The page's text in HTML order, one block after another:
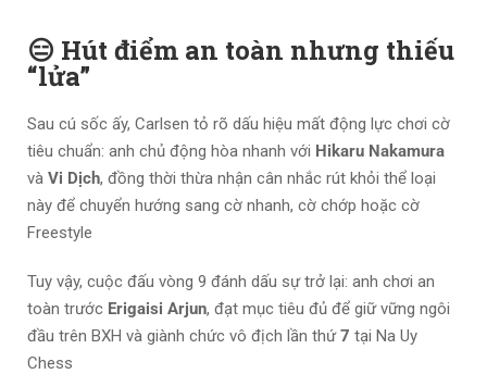
😑 Hút điểm an toàn nhưng thiếu
“lửa”
Sau cú sốc ấy, Carlsen tỏ rõ dấu hiệu mất động lực chơi cờ
tiêu chuẩn: anh chủ động hòa nhanh với Hikaru Nakamura
và Vi Dịch, đồng thời thừa nhận cân nhắc rút khỏi thể loại
này để chuyển hướng sang cờ nhanh, cờ chớp hoặc cờ
Freestyle
Tuy vậy, cuộc đấu vòng 9 đánh dấu sự trở lại: anh chơi an
toàn trước Erigaisi Arjun, đạt mục tiêu đủ để giữ vững ngôi
đầu trên BXH và giành chức vô địch lần thứ7 tại Na Uy
Chess